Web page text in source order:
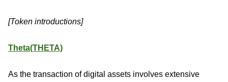
[Token introductions]
Theta(THETA)
As the transaction of digital assets involves extensive